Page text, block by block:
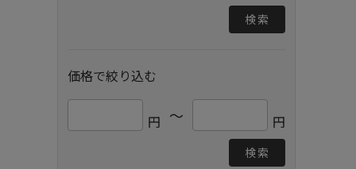
検索
価格で絞り込む
円 ～ 円
検索